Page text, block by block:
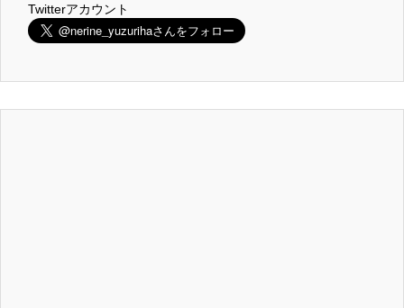
Twitterアカウント